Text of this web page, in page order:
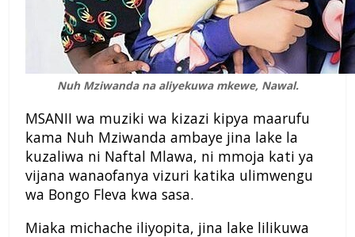
Nuh Mziwanda na aliyekuwa mkewe, Nawal.
MSANII wa muziki wa kizazi kipya maarufu
kama Nuh Mziwanda ambaye jina lake la
kuzaliwa ni Naftal Mlawa, ni mmoja kati ya
vijana wanaofanya vizuri katika ulimwengu
wa Bongo Fleva kwa sasa.
Miaka michache iliyopita, jina lake lilikuwa